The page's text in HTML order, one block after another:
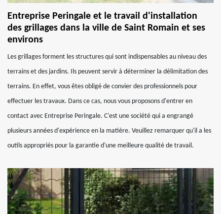
Entreprise Peringale et le travail d'installation
des grillages dans la ville de Saint Romain et ses
environs
Les grillages forment les structures qui sont indispensables au niveau des
terrains et des jardins. Ils peuvent servir à déterminer la délimitation des
terrains. En effet, vous êtes obligé de convier des professionnels pour
effectuer les travaux. Dans ce cas, nous vous proposons d'entrer en
contact avec Entreprise Peringale. C'est une société qui a engrangé
plusieurs années d'expérience en la matière. Veuillez remarquer qu'il a les
outils appropriés pour la garantie d'une meilleure qualité de travail.